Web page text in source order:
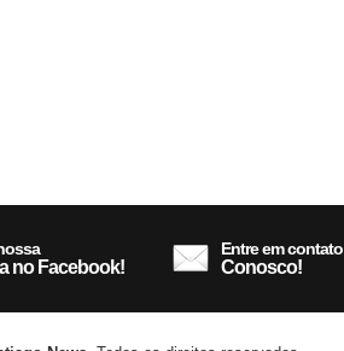
no Facebook!
Entre em contato
Conosco!